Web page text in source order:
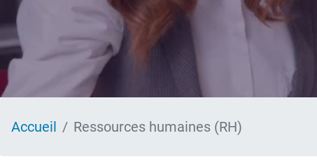
Accueil Ressources humaines (RH)